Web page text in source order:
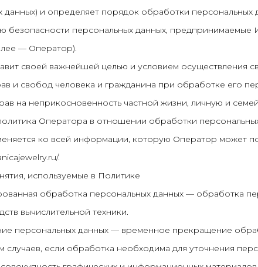
данных) и определяет порядок обработки персональных
безопасности персональных данных, предпринимаемые
— Оператор).
своей важнейшей целью и условием осуществления
и свобод человека и гражданина при обработке его
на неприкосновенность частной жизни, личную и
Оператора в отношении обработки
ко всей информации, которую Оператор может
.
используемые в Политике
обработка персональных данных — обработка
вычислительной техники.
персональных данных — временное прекращение
случаев, если обработка необходима для уточнения